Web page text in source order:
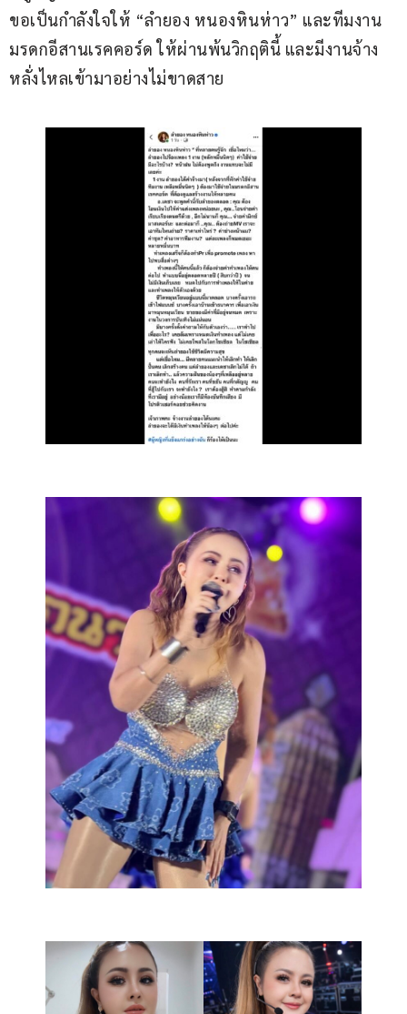
ขอเป็นกำลังใจให้ “ลำยอง หนองหินห่าว” และทีมงาน
มรดกอีสานเรคคอร์ด ให้ผ่านพ้นวิกฤตินี้ และมีงานจ้าง
หลั่งไหลเข้ามาอย่างไม่ขาดสาย